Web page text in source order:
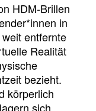
HDM-Brillen
in
entfernte
Realität
bezieht.
körperlich
sich